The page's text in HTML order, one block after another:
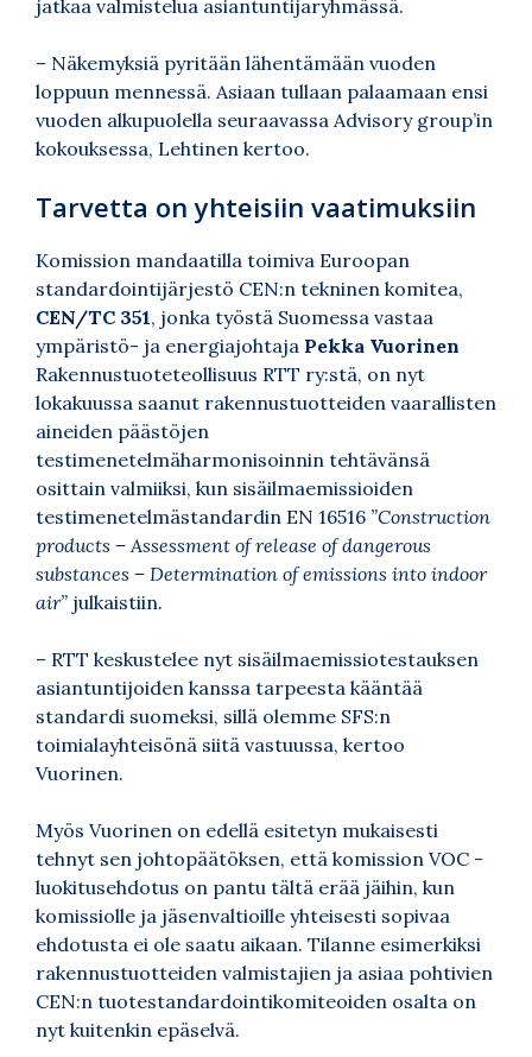
jatkaa valmistelua asiantuntijaryhmässä.
– Näkemyksiä pyritään lähentämään vuoden
loppuun mennessä. Asiaan tullaan palaamaan ensi
vuoden alkupuolella seuraavassa Advisory group’in
kokouksessa, Lehtinen kertoo.
Tarvetta on yhteisiin vaatimuksiin
Komission mandaatilla toimiva Euroopan
standardointijärjestö CEN:n tekninen komitea,
CEN/TC 351, jonka työstä Suomessa vastaa
ympäristö- ja energiajohtaja Pekka Vuorinen
Rakennustuoteteollisuus RTT ry:stä, on nyt
lokakuussa saanut rakennustuotteiden vaarallisten
aineiden päästöjen
testimenetelmäharmonisoinnin tehtävänsä
osittain valmiiksi, kun sisäilmaemissioiden
testimenetelmästandardin EN 16516 ”Construction
products – Assessment of release of dangerous
substances – Determination of emissions into indoor
air” julkaistiin.
– RTT keskustelee nyt sisäilmaemissiotestauksen
asiantuntijoiden kanssa tarpeesta kääntää
standardi suomeksi, sillä olemme SFS:n
toimialayhteisönä siitä vastuussa, kertoo
Vuorinen.
Myös Vuorinen on edellä esitetyn mukaisesti
tehnyt sen johtopäätöksen, että komission VOC -
luokitusehdotus on pantu tältä erää jäihin, kun
komissiolle ja jäsenvaltioille yhteisesti sopivaa
ehdotusta ei ole saatu aikaan. Tilanne esimerkiksi
rakennustuotteiden valmistajien ja asiaa pohtivien
CEN:n tuotestandardointikomiteoiden osalta on
nyt kuitenkin epäselvä.